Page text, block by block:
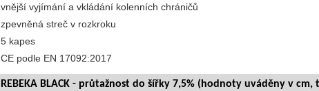
vnější vyjímání a vkládání kolenních chráničů
zpevněná streč v rozkroku
5 kapes
CE podle EN 17092:2017
REBEKA BLACK - průtažnost do šířky 7,5% (hodnoty uváděny v